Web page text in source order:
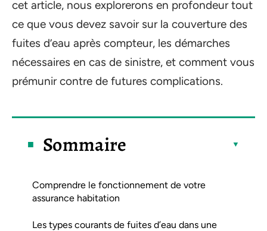
cet article, nous explorerons en profondeur tout
ce que vous devez savoir sur la couverture des
fuites d’eau après compteur, les démarches
nécessaires en cas de sinistre, et comment vous
prémunir contre de futures complications.
Sommaire
Comprendre le fonctionnement de votre
assurance habitation
Les types courants de fuites d’eau dans une